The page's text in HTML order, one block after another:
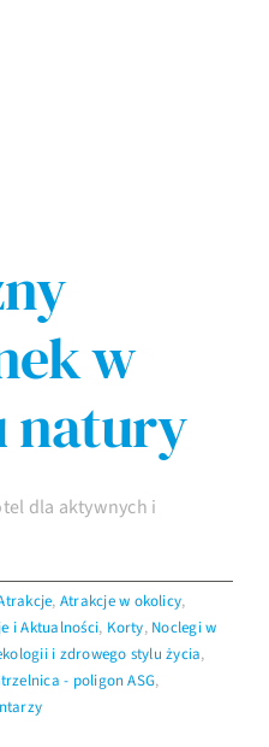
w
natury
dla aktywnych i
, Atrakcje w okolicy,
i Aktualności, Korty, Noclegi w
i zdrowego stylu życia,
- poligon ASG,